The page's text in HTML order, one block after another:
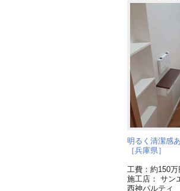
明るく清潔感
［兵庫県］
工費：約150万
施工店： サ
西神パルティ